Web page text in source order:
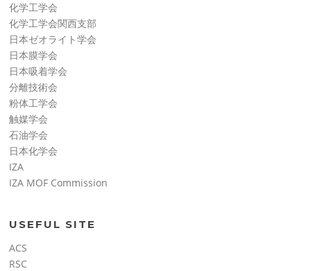
化学工学会
化学工学会関西支部
日本ゼオライト学会
日本膜学会
日本吸着学会
分離技術会
粉体工学会
触媒学会
石油学会
日本化学会
IZA
IZA MOF Commission
USEFUL SITE
ACS
RSC